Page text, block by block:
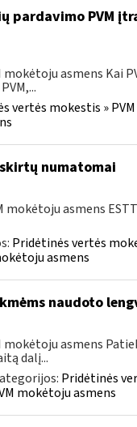
PVM
asmens Kai
vertės mokestis »
numatomai
asmens
Pridėtinės vertės
asmens
naudoto
asmens
dalį...
Pridėtinės
mokėtoju asmens